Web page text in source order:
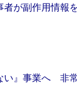
者が副作用情報
い』事業へ 非